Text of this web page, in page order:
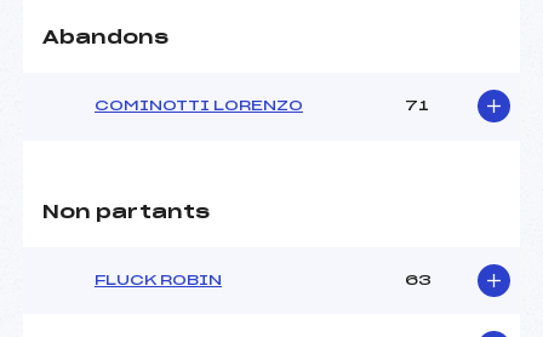
Abandons
COMINOTTI LORENZO 71
Non partants
FLUCK ROBIN 63